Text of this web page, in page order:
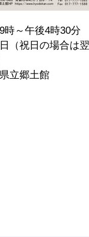
後4時30分
（祝日の場合は翌
立郷土館